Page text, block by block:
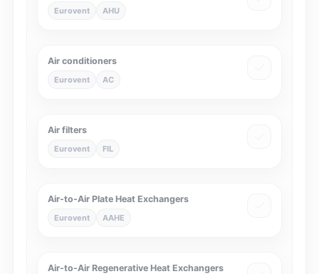
Eurovent AHU
Air conditioners
Eurovent AC
Air filters
Eurovent FIL
Air-to-Air Plate Heat Exchangers
Eurovent AAHE
Air-to-Air Regenerative Heat Exchangers